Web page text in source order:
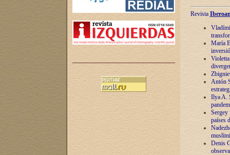
Revista
María
Antón
Ilya A.
Sergey
países
Denis